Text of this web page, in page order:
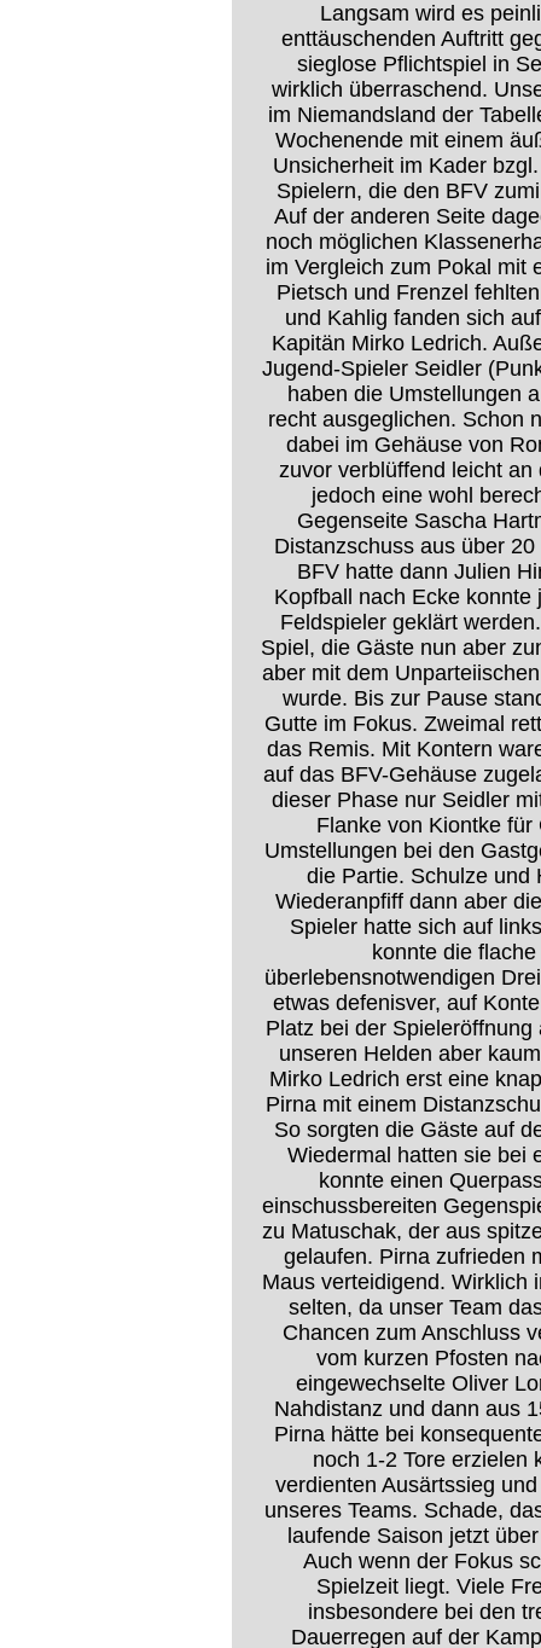
Langsam wird es
enttäuschenden Auftritt
sieglose Pflichtspiel in
wirklich überraschend.
im Niemandsland der
Wochenende mit einem
Unsicherheit im Kader
Spielern, die den BFV
Auf der anderen Seite
noch möglichen
im Vergleich zum Pokal mit
Pietsch und Frenzel
und Kahlig fanden sich
Kapitän Mirko Ledrich.
Jugend-Spieler Seidler
haben die Umstellungen
recht ausgeglichen. Schon
dabei im Gehäuse von
zuvor verblüffend leicht
jedoch eine wohl
Gegenseite Sascha
Distanzschuss aus über
BFV hatte dann Julien
Kopfball nach Ecke
Feldspieler geklärt
Spiel, die Gäste nun aber
aber mit dem
wurde. Bis zur Pause
Gutte im Fokus. Zweimal
das Remis. Mit Kontern
auf das BFV-Gehäuse
dieser Phase nur Seidler
Flanke von Kiontke
Umstellungen bei den
die Partie. Schulze und
Wiederanpfiff dann aber
Spieler hatte sich auf
konnte die
überlebensnotwendigen
etwas defenisver, auf
Platz bei der
unseren Helden aber
Mirko Ledrich erst eine
Pirna mit einem
So sorgten die Gäste auf
Wiedermal hatten sie bei
konnte einen
einschussbereiten
zu Matuschak, der aus
gelaufen. Pirna zufrieden
Maus verteidigend. Wirklich
selten, da unser Team
Chancen zum Anschluss
vom kurzen Pfosten
eingewechselte Oliver
Nahdistanz und dann aus
Pirna hätte bei
noch 1-2 Tore erzielen
verdienten Ausärtssieg
unseres Teams. Schade,
laufende Saison jetzt
Auch wenn der Fokus
Spielzeit liegt. Viele
insbesondere bei den
Dauerregen auf der